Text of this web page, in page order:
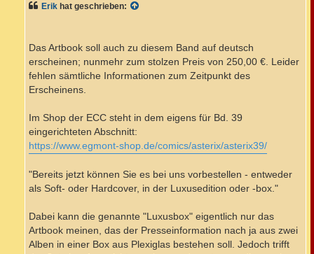
r
Erik hat geschrieben:
Das Artbook soll auch zu diesem Band auf deutsch
erscheinen; nunmehr zum stolzen Preis von 250,00 €. Leider
fehlen sämtliche Informationen zum Zeitpunkt des
Erscheinens.
Im Shop der ECC steht in dem eigens für Bd. 39
eingerichteten Abschnitt:
https://www.egmont-shop.de/comics/asterix/asterix39/
"Bereits jetzt können Sie es bei uns vorbestellen - entweder
als Soft- oder Hardcover, in der Luxusedition oder -box."
Dabei kann die genannte "Luxusbox" eigentlich nur das
Artbook meinen, das der Presseinformation nach ja aus zwei
Alben in einer Box aus Plexiglas bestehen soll. Jedoch trifft